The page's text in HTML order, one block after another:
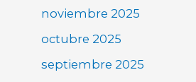
noviembre 2025
octubre 2025
septiembre 2025